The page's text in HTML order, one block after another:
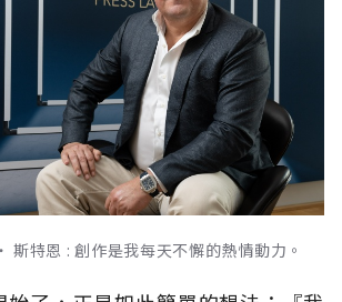
特恩 : 創作是我每天不懈的熱情動力。